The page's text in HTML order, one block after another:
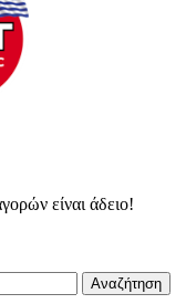
είναι άδειο!
Αναζήτηση